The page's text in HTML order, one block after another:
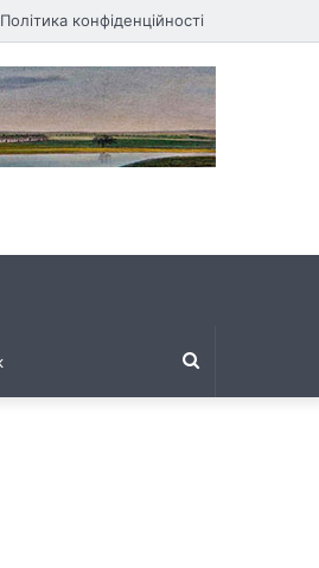
Політика конфіденційності